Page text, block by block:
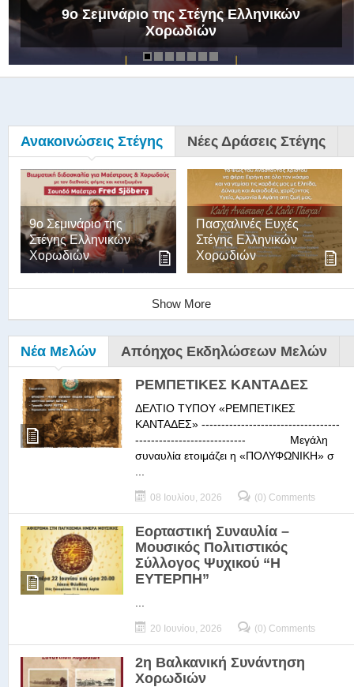
9ο Σεμινάριο της Στέγης Ελληνικών
Χορωδιών
Ανακοινώσεις Στέγης Νέες Δράσεις Στέγης
9ο Σεμινάριο της
Στέγης Ελληνικών
Χορωδιών
Πασχαλινές Ευχές
Στέγης Ελληνικών
Χορωδιών
Show More
Νέα Μελών Απόηχος Εκδηλώσεων Μελών
ΡΕΜΠΕΤΙΚΕΣ ΚΑΝΤΑΔΕΣ
ΔΕΛΤΙΟ ΤΥΠΟΥ «ΡΕΜΠΕΤΙΚΕΣ
ΚΑΝΤΑΔΕΣ» -----------------------------------
---------------------------- Μεγάλη
συναυλία ετοιμάζει η «ΠΟΛΥΦΩΝΙΚΗ» σ
08 Ιουλίου, 2026 (0) Comments
Εορταστική Συναυλία –
Μουσικός Πολιτιστικός
Σύλλογος Ψυχικού “Η
ΕΥΤΕΡΠΗ”
20 Ιουνίου, 2026 (0) Comments
2η Βαλκανική Συνάντηση
Χορωδιών